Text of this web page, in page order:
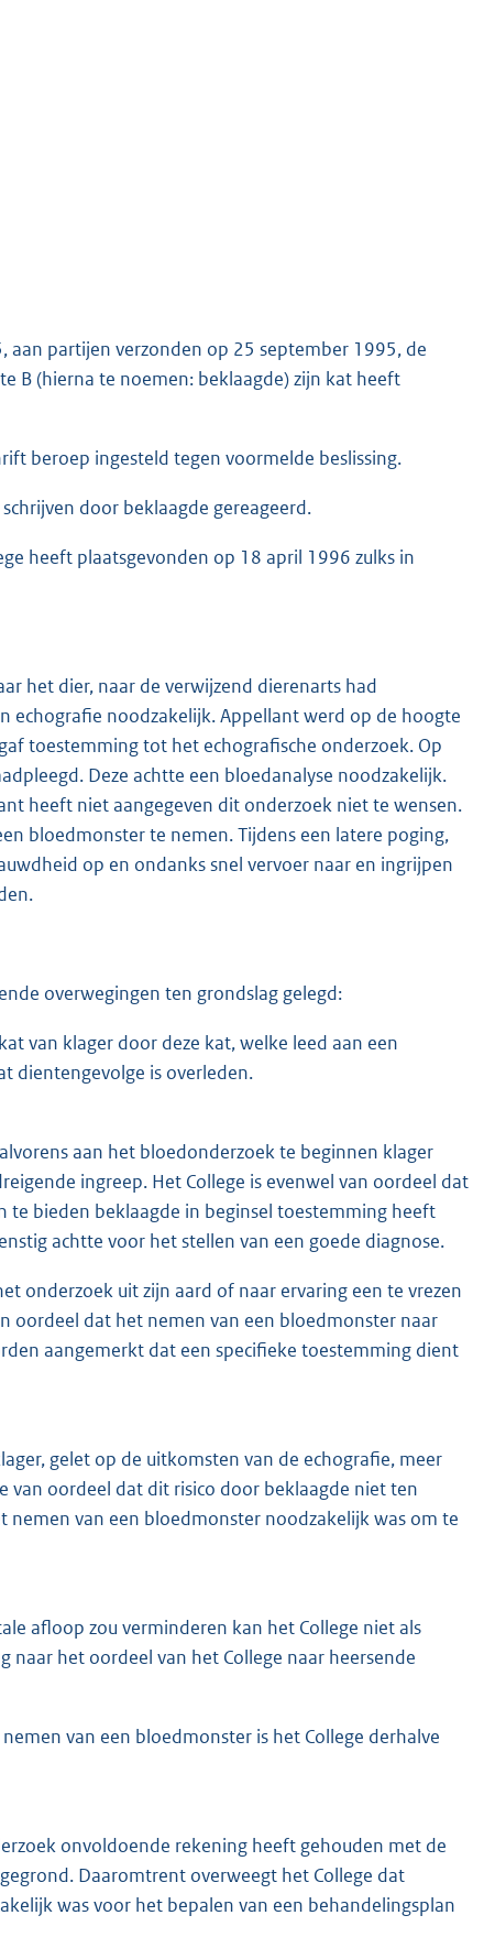
aan partijen verzonden op 25 september 1995, de
B (hierna te noemen: beklaagde) zijn kat heeft
beroep ingesteld tegen voormelde beslissing.
door beklaagde gereageerd.
heeft plaatsgevonden op 18 april 1996 zulks in
het dier, naar de verwijzend dierenarts had
echografie noodzakelijk. Appellant werd op de hoogte
toestemming tot het echografische onderzoek. Op
Deze achtte een bloedanalyse noodzakelijk.
heeft niet aangegeven dit onderzoek niet te wensen.
bloedmonster te nemen. Tijdens een latere poging,
op en ondanks snel vervoer naar en ingrijpen
overwegingen ten grondslag gelegd:
van klager door deze kat, welke leed aan een
dientengevolge is overleden.
aan het bloedonderzoek te beginnen klager
ingreep. Het College is evenwel van oordeel dat
te bieden beklaagde in beginsel toestemming heeft
achtte voor het stellen van een goede diagnose.
uit zijn aard of naar ervaring een te vrezen
oordeel dat het nemen van een bloedmonster naar
aangemerkt dat een specifieke toestemming dient
gelet op de uitkomsten van de echografie, meer
van oordeel dat dit risico door beklaagde niet ten
van een bloedmonster noodzakelijk was om te
afloop zou verminderen kan het College niet als
het oordeel van het College naar heersende
van een bloedmonster is het College derhalve
onvoldoende rekening heeft gehouden met de
Daaromtrent overweegt het College dat
was voor het bepalen van een behandelingsplan